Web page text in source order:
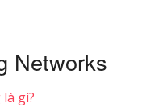
Networks
gì?